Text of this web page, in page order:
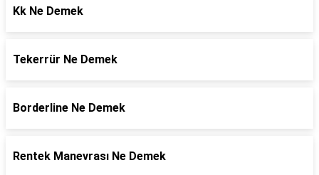
Kk Ne Demek
Tekerrür Ne Demek
Borderline Ne Demek
Rentek Manevrası Ne Demek